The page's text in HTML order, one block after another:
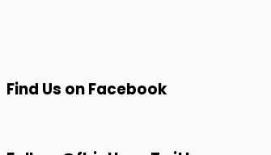
Find Us on Facebook